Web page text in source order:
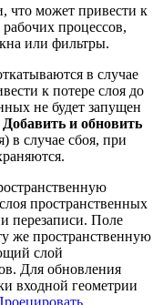
что может привести к
процессов,
или фильтры.
в случае
к потере слоя до
не будет запущен
Добавить и обновить
в случае сбоя, при
пространственных
перезаписи. Поле
же пространственную
слой
Для обновления
входной геометрии